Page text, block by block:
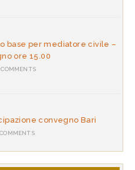
base per mediatore civile –
ore 15.00
convegno Bari